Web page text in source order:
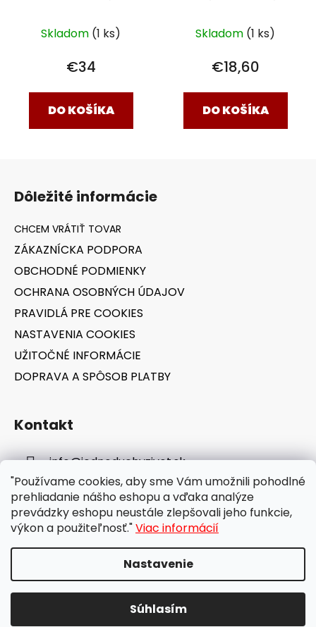
"Používame cookies, aby sme Vám umožnili pohodlné
prehliadanie nášho eshopu a vďaka analýze
prevádzky eshopu neustále zlepšovali jeho funkcie,
výkon a použiteľnosť."Viac informácií
Nastavenie
Súhlasím
Skladom (1 ks)
€34
DO KOŠÍKA
Skladom (1 ks)
€18,60
DO KOŠÍKA
Dôležité informácie
ZÁKAZNÍCKA PODPORA
OBCHODNÉ PODMIENKY
OCHRANA OSOBNÝCH ÚDAJOV
PRAVIDLÁ PRE COOKIES
NASTAVENIA COOKIES
UŽITOČNÉ INFORMÁCIE
DOPRAVA A SPÔSOB PLATBY
Kontakt
info@jednoduchyzivot.sk
E-shop: 0948 647 767
Vytvoril Shoptet
jednoduchyzivot.sk